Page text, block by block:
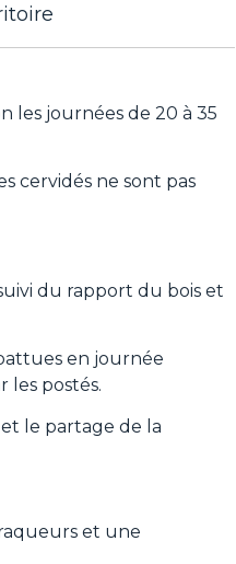
les journées de 20 à 35
cervidés ne sont pas
du rapport du bois et
en journée
les postés.
le partage de la
et une